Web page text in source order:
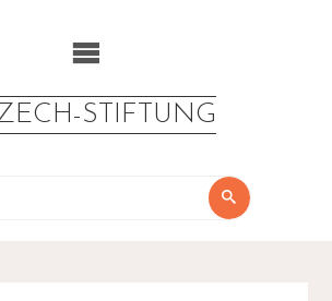
STIFTUNG
Suche
Suche